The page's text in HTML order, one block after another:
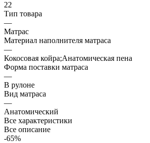
22
Тип товара
—
Матрас
Материал наполнителя матраса
—
Кокосовая койра;Анатомическая пена
Форма поставки матраса
—
В рулоне
Вид матраса
—
Анатомический
Все характеристики
Все описание
-65%